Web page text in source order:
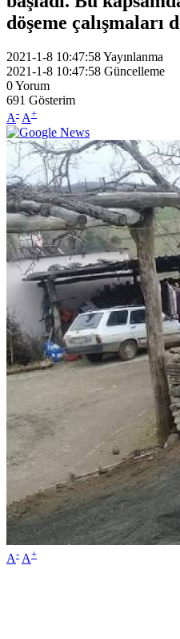
döşeme çalışmaları
2021-1-8 10:47:58Yayınlanma
2021-1-8 10:47:58 Güncelleme
0Yorum
691 Gösterim
A- A+
A- A+